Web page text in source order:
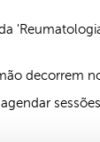
decorrem